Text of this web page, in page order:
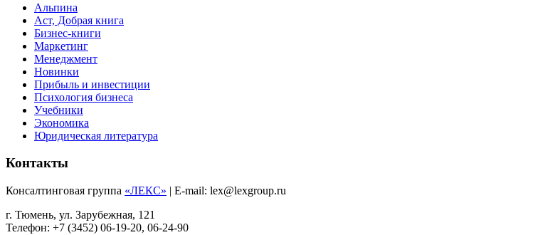
Альпина
Аст, Добрая книга
Бизнес-книги
Маркетинг
Менеджмент
Новинки
Прибыль и инвестиции
Психология бизнеса
Учебники
Экономика
Юридическая литература
Контакты
Консалтинговая группа «ЛЕКС» | E-mail: lex@lexgroup.ru
г. Тюмень, ул. Зарубежная, 121
Телефон: +7 (3452) 06-19-20, 06-24-90